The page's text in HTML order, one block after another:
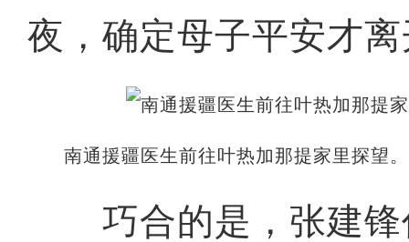
夜，确定母子平安才
南通援疆医生前往叶热加那提家里探望
巧合的是，张建锋